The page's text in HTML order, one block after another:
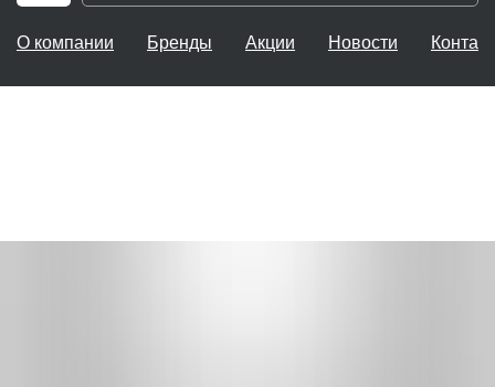
О компании Бренды Акции Новости